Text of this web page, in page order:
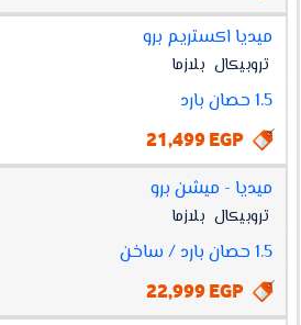
ميديا اكستريم برو
تروبيكال بلازما
1.5 حصان بارد
21,499 EGP
ميديا - ميشن برو
تروبيكال بلازما
1.5 حصان بارد / ساخن
22,999 EGP